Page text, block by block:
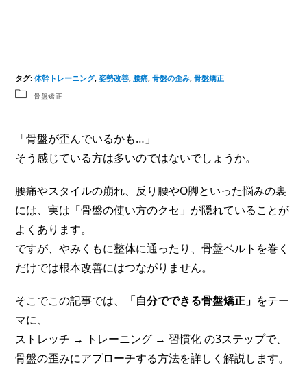
タグ:体幹トレーニング, 姿勢改善, 腰痛, 骨盤の歪み, 骨盤矯正
骨盤矯正
「骨盤が歪んでいるかも…」
そう感じている方は多いのではないでしょうか。
腰痛やスタイルの崩れ、反り腰やO脚といった悩みの裏
には、実は「骨盤の使い方のクセ」が隠れていることが
よくあります。
ですが、やみくもに整体に通ったり、骨盤ベルトを巻く
だけでは根本改善にはつながりません。
そこでこの記事では、 「自分でできる骨盤矯正」 をテー
マに、
ストレッチ → トレーニング → 習慣化 の3ステップで、
骨盤の歪みにアプローチする方法を詳しく解説します。